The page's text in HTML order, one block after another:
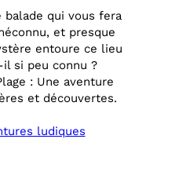
balade qui vous fera
et presque
entoure ce lieu
si peu connu ?
: Une aventure
et découvertes.
ludiques